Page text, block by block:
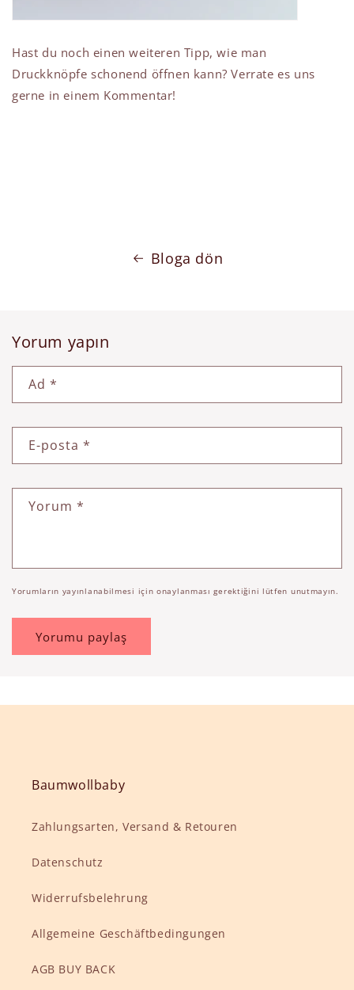
Hast du noch einen weiteren Tipp, wie man
Druckknöpfe schonend öffnen kann? Verrate es uns
gerne in einem Kommentar!
Bloga dön
Yorum yapın
Ad *
E-posta *
Yorum *
Yorumların yayınlanabilmesi için onaylanması gerektiğini lütfen unutmayın.
Baumwollbaby
Zahlungsarten, Versand & Retouren
Datenschutz
Widerrufsbelehrung
Allgemeine Geschäftbedingungen
AGB BUY BACK